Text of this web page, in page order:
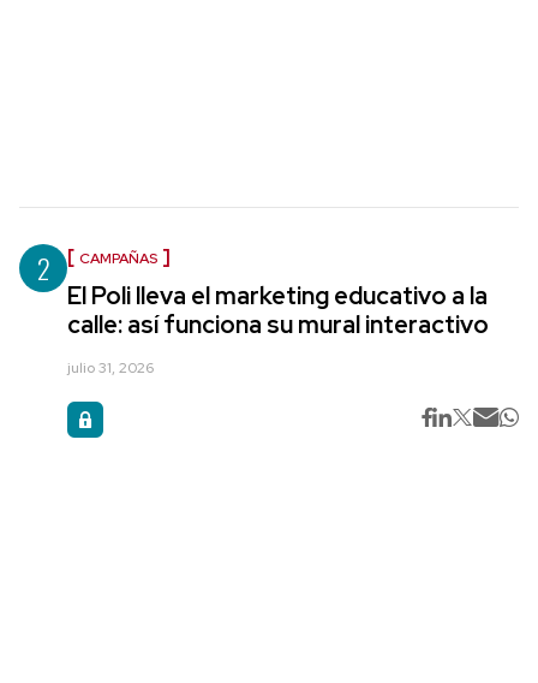
2 CAMPAÑAS
El Poli lleva el marketing educativo a la
calle: así funciona su mural interactivo
julio 31, 2026